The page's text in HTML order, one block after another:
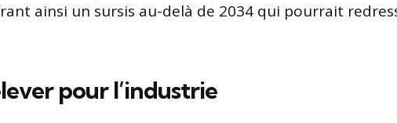
ainsi un sursis au-delà de 2034 qui pourrait
pour l’industrie